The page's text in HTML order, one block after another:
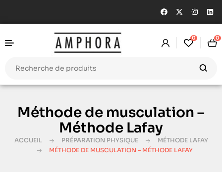
0 0
Méthode de musculation –
Méthode Lafay
ACCUEIL PRÉPARATION PHYSIQUE
MÉTHODE LAFAY
MÉTHODE DE MUSCULATION – MÉTHODE LAFAY